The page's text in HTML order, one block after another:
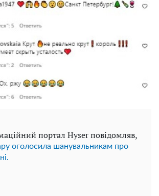
портал Hyser повідомляв,
оголосила шанувальникам про